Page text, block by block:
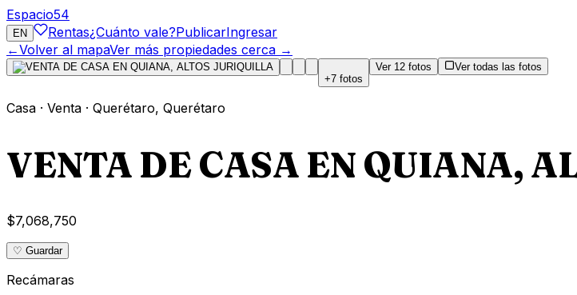
Espacio54
EN Rentas¿Cuánto vale?PublicarIngresar
←Volver al mapaVer más propiedades cerca →
+7 fotos
Ver 12 fotos Ver todas las fotos
Casa · Venta · Querétaro, Querétaro
VENTA DE CASA EN QUIANA,
$7,068,750
♡ Guardar
Recámaras